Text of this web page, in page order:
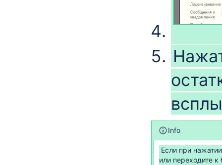
Info
Если при
или переходите